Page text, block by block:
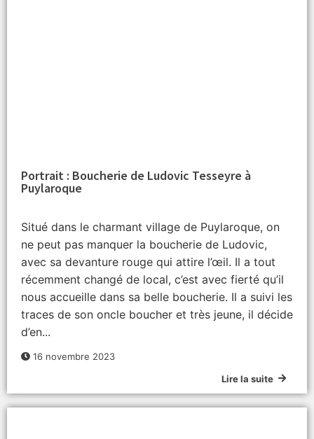
Portrait : Boucherie de Ludovic Tesseyre à
Puylaroque
Situé dans le charmant village de Puylaroque, on
ne peut pas manquer la boucherie de Ludovic,
avec sa devanture rouge qui attire l’œil. Il a tout
récemment changé de local, c’est avec fierté qu’il
nous accueille dans sa belle boucherie. Il a suivi les
traces de son oncle boucher et très jeune, il décide
d’en...
16 novembre 2023
Lire la suite